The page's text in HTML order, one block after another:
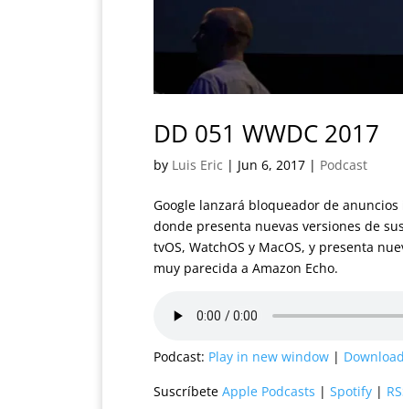
DD 051 WWDC 2017
by Luis Eric | Jun 6, 2017 | Podcast
Google lanzará bloqueador de
donde presenta nuevas versiones de
tvOS, WatchOS y MacOS, y presenta
muy parecida a Amazon Echo.
Podcast: Play in new window | Download
Suscríbete Apple Podcasts | Spotify |